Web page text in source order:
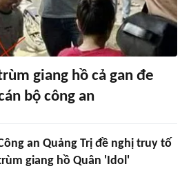
giang hồ cả gan đe
bộ công an
an Quảng Trị đề nghị truy tố
giang hồ Quân 'Idol'